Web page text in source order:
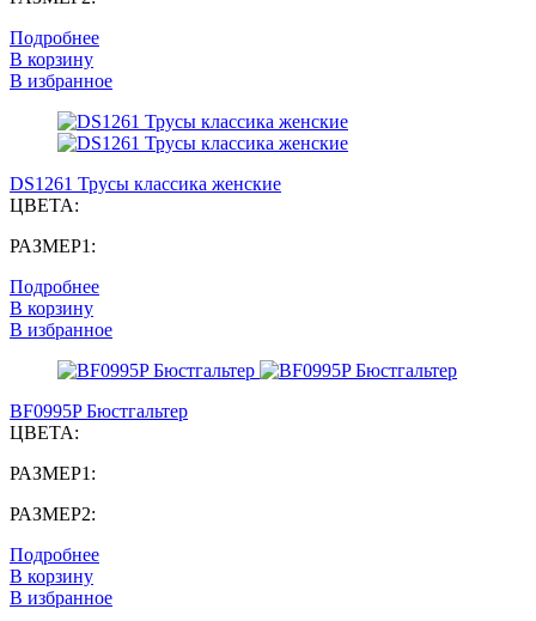
Подробнее
В корзину
В избранное
DS1261 Трусы классика женские
ЦВЕТА:
РАЗМЕР1:
Подробнее
В корзину
В избранное
BF0995P Бюстгальтер
ЦВЕТА:
РАЗМЕР1:
РАЗМЕР2:
Подробнее
В корзину
В избранное